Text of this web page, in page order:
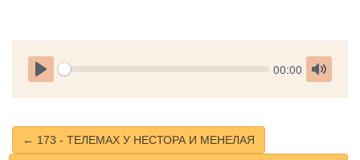
Play
Current
time
00:00
Toggle
← 173 - ТЕЛЕМАХ У НЕСТОРА И МЕНЕЛАЯ